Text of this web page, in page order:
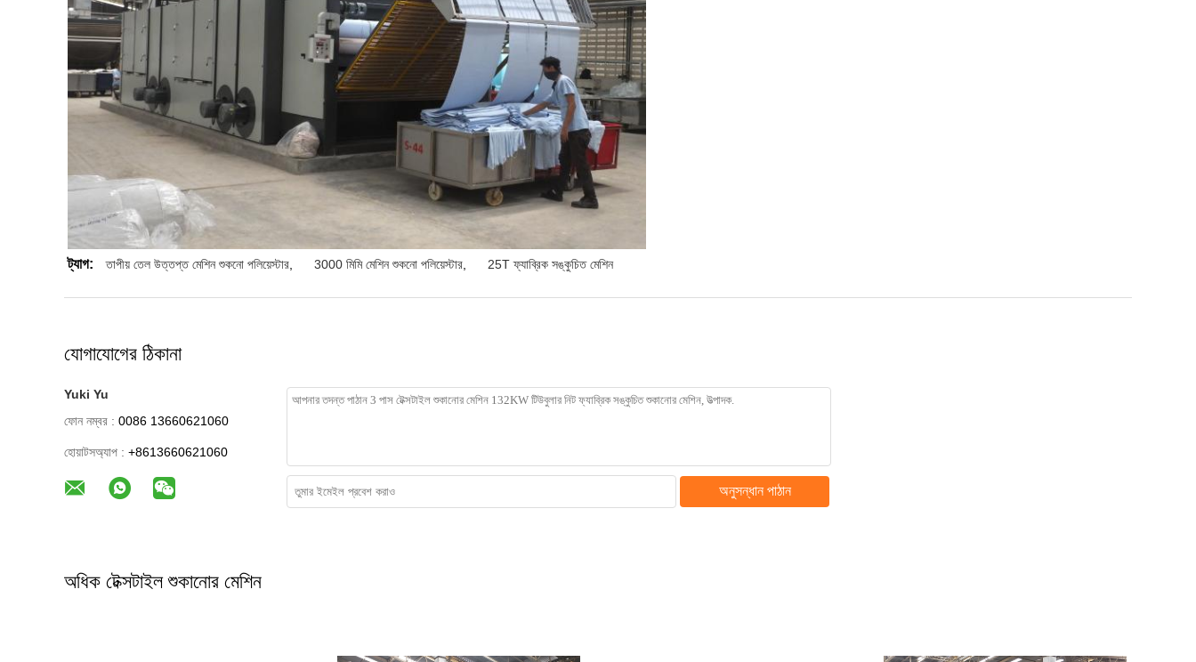
ট্যাগ: তাপীয় তেল উত্তপ্ত মেশিন শুকনো পলিয়েস্টার 3000 মিমি মেশিন শুকনো পলিয়েস্টার 25T ফ্যাব্রিক সঙ্কুচিত মেশিন
যোগাযোগের ঠিকানা
Yuki Yu
ফোন নম্বর : 0086 13660621060
হোয়াটসঅ্যাপ : +8613660621060
অনুসন্ধান পাঠান
অধিক টেক্সটাইল শুকানোর মেশিন